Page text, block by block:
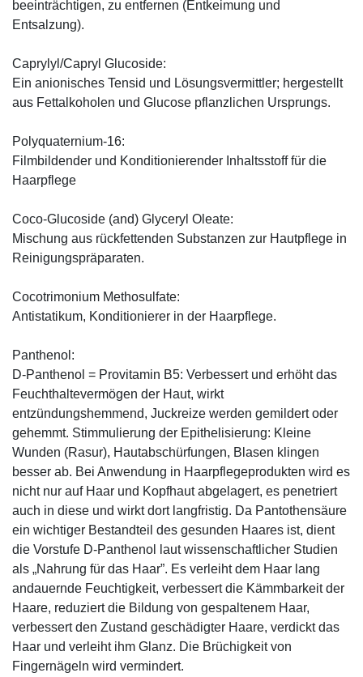
beeinträchtigen, zu entfernen (Entkeimung und
Entsalzung).
Caprylyl/Capryl Glucoside:
Ein anionisches Tensid und Lösungsvermittler; hergestellt
aus Fettalkoholen und Glucose pflanzlichen Ursprungs.
Polyquaternium-16:
Filmbildender und Konditionierender Inhaltsstoff für die
Haarpflege
Coco-Glucoside (and) Glyceryl Oleate:
Mischung aus rückfettenden Substanzen zur Hautpflege in
Reinigungspräparaten.
Cocotrimonium Methosulfate:
Antistatikum, Konditionierer in der Haarpflege.
Panthenol:
D-Panthenol = Provitamin B5: Verbessert und erhöht das
Feuchthaltevermögen der Haut, wirkt
entzündungshemmend, Juckreize werden gemildert oder
gehemmt. Stimmulierung der Epithelisierung: Kleine
Wunden (Rasur), Hautabschürfungen, Blasen klingen
besser ab. Bei Anwendung in Haarpflegeprodukten wird es
nicht nur auf Haar und Kopfhaut abgelagert, es penetriert
auch in diese und wirkt dort langfristig. Da Pantothensäure
ein wichtiger Bestandteil des gesunden Haares ist, dient
die Vorstufe D-Panthenol laut wissenschaftlicher Studien
als „Nahrung für das Haar”. Es verleiht dem Haar lang
andauernde Feuchtigkeit, verbessert die Kämmbarkeit der
Haare, reduziert die Bildung von gespaltenem Haar,
verbessert den Zustand geschädigter Haare, verdickt das
Haar und verleiht ihm Glanz. Die Brüchigkeit von
Fingernägeln wird vermindert.